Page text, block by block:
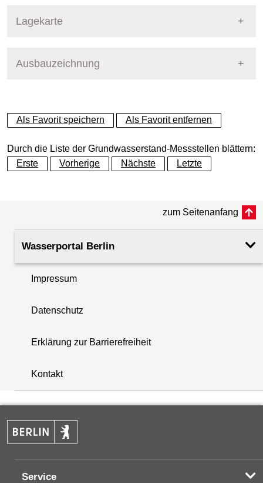
Dynamische Grafik
Nummer
Ausprägung GW-Stand, tagesaktuell
Grundwasserleiter Hauptgrundwasserleiter
Rohroberkante
(m ü. NHN)
32.88
Filteroberkante
(m u. GOK)
Lagekarte
+
+
−
Ausbauzeichnung
Als Favorit speichern Als Favorit entfernen
Durch die Liste der Grundwasserstand-Messstellen blättern:
Erste
Vorherige Nächste Letzte
zum Seitenanfang
Wasserportal Berlin
Impressum
Datenschutz
Erklärung zur Barrierefreiheit
Kontakt
Service